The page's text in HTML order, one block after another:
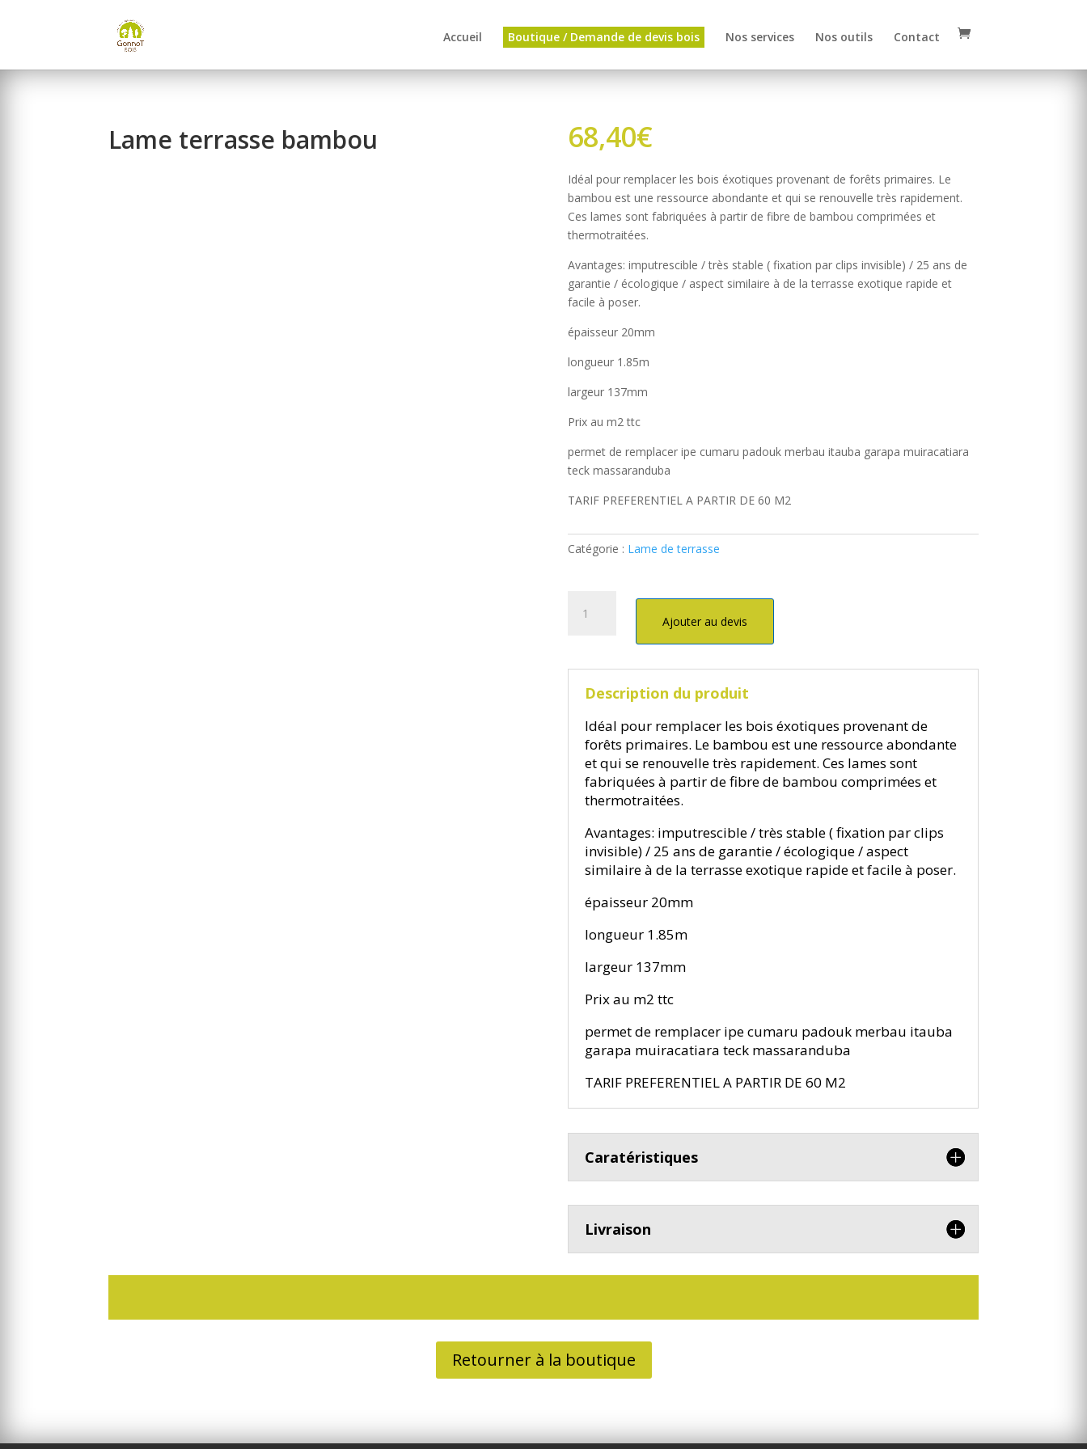
Accueil Boutique / Demande de devis bois Nos services Nos outils Contact
Lame terrasse bambou 68,40€
Idéal pour remplacer les bois éxotiques provenant de forêts primaires. Le
bambou est une ressource abondante et qui se renouvelle très rapidement.
Ces lames sont fabriquées à partir de fibre de bambou comprimées et
thermotraitées.
Avantages: imputrescible / très stable ( fixation par clips invisible) / 25 ans de
garantie / écologique / aspect similaire à de la terrasse exotique rapide et
facile à poser.
épaisseur 20mm
longueur 1.85m
largeur 137mm
Prix au m2 ttc
permet de remplacer ipe cumaru padouk merbau itauba garapa muiracatiara
teck massaranduba
TARIF PREFERENTIEL A PARTIR DE 60 M2
Catégorie : Lame de terrasse
bambou
Ajouter au devis
Description du produit
Idéal pour remplacer les bois éxotiques provenant de
forêts primaires. Le bambou est une ressource abondante
et qui se renouvelle très rapidement. Ces lames sont
fabriquées à partir de fibre de bambou comprimées et
thermotraitées.
Avantages: imputrescible / très stable ( fixation par clips
invisible) / 25 ans de garantie / écologique / aspect
similaire à de la terrasse exotique rapide et facile à poser.
épaisseur 20mm
longueur 1.85m
largeur 137mm
Prix au m2 ttc
permet de remplacer ipe cumaru padouk merbau itauba
garapa muiracatiara teck massaranduba
TARIF PREFERENTIEL A PARTIR DE 60 M2
Caratéristiques
Livraison
Retourner à la boutique